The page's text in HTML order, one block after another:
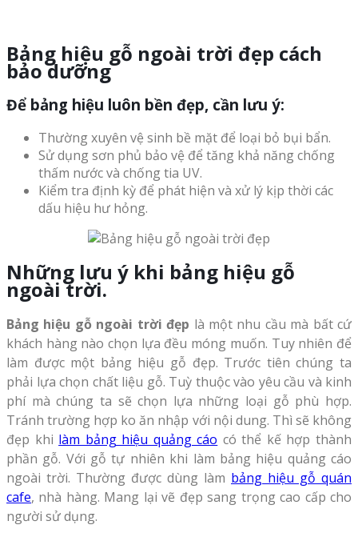
Bảng hiệu gỗ ngoài trời đẹp cách
bảo dưỡng
Để bảng hiệu luôn bền đẹp, cần lưu ý:
Thường xuyên vệ sinh bề mặt để loại bỏ bụi bẩn.
Sử dụng sơn phủ bảo vệ để tăng khả năng chống
thấm nước và chống tia UV.
Kiểm tra định kỳ để phát hiện và xử lý kịp thời các
dấu hiệu hư hỏng.
Những lưu ý khi bảng hiệu gỗ
ngoài trời.
Bảng hiệu gỗ ngoài trời đẹp là một nhu cầu mà bất cứ
khách hàng nào chọn lựa đều móng muốn. Tuy nhiên để
làm được một bảng hiệu gỗ đẹp. Trước tiên chúng ta
phải lựa chọn chất liệu gỗ. Tuỳ thuộc vào yêu cầu và kinh
phí mà chúng ta sẽ chọn lựa những loại gỗ phù hợp.
Tránh trường hợp ko ăn nhập với nội dung. Thì sẽ không
đẹp khi làm bảng hiệu quảng cáo có thể kế hợp thành
phần gỗ. Với gỗ tự nhiên khi làm bảng hiệu quảng cáo
ngoài trời. Thường được dùng làm bảng hiệu gỗ quán
cafe, nhà hàng. Mang lại vẽ đẹp sang trọng cao cấp cho
người sử dụng.